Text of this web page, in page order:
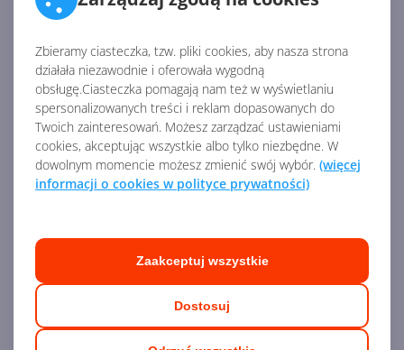
Zbieramy ciasteczka, tzw. pliki cookies, aby nasza strona
działała niezawodnie i oferowała wygodną
obsługę.Ciasteczka pomagają nam też w wyświetlaniu
spersonalizowanych treści i reklam dopasowanych do
Twoich zainteresowań. Możesz zarządzać ustawieniami
cookies, akceptując wszystkie albo tylko niezbędne. W
dowolnym momencie możesz zmienić swój wybór. (więcej
informacji o cookies w polityce prywatności)
Dostosuj
Zaakceptuj wszystkie
ModułUsługi w Dynamics 365— jak sama nazwa
mówi — służy do zarządzania szeroko pojętymi usługami.
Dzięki niemu możesz zarządzać zleceniami na usługi,
przydzielaniem, ilością czasu, raportowaniem i analizą.
Ponadto moduł Usługi w łatwy sposób pozwala
planować spotkania i zarządzać nimi. Nie zabrakło
bogatych wizualizacji, także geograficznych,
pracowników, którzy dzięki niej zyskują dostęp do
czytnika kodów kreskowych, RFID, czytnika kart
kredytowych i zbierania podpisów.
Zarządzanie projektami